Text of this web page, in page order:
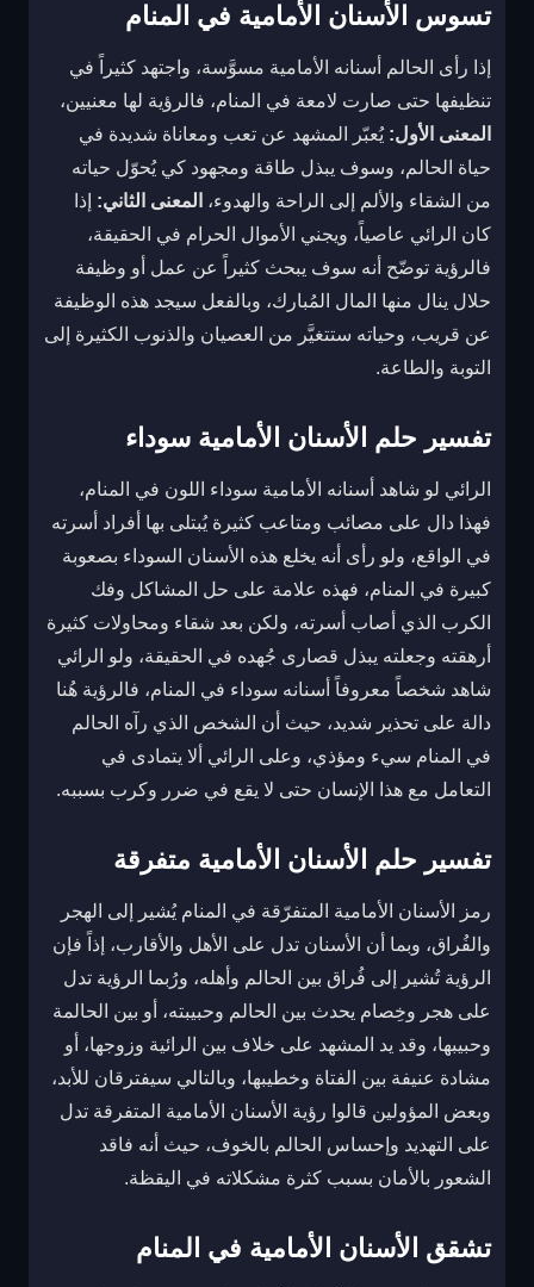
تسوس الأسنان الأمامية في المنام
إذا رأى الحالم أسنانه الأمامية مسوَّسة، واجتهد كثيراً في
تنظيفها حتى صارت لامعة في المنام، فالرؤية لها معنيين،
المعنى الأول: يُعبّر المشهد عن تعب ومعاناة شديدة في
حياة الحالم، وسوف يبذل طاقة ومجهود كي يُحوّل حياته
من الشقاء والألم إلى الراحة والهدوء، المعنى الثاني: إذا
كان الرائي عاصياً، ويجني الأموال الحرام في الحقيقة،
فالرؤية توضّح أنه سوف يبحث كثيراً عن عمل أو وظيفة
حلال ينال منها المال المُبارك، وبالفعل سيجد هذه الوظيفة
عن قريب، وحياته ستتغيَّر من العصيان والذنوب الكثيرة إلى
التوبة والطاعة.
تفسير حلم الأسنان الأمامية سوداء
الرائي لو شاهد أسنانه الأمامية سوداء اللون في المنام،
فهذا دال على مصائب ومتاعب كثيرة يُبتلى بها أفراد أسرته
في الواقع، ولو رأى أنه يخلع هذه الأسنان السوداء بصعوبة
كبيرة في المنام، فهذه علامة على حل المشاكل وفك
الكرب الذي أصاب أسرته، ولكن بعد شقاء ومحاولات كثيرة
أرهقته وجعلته يبذل قصارى جُهده في الحقيقة، ولو الرائي
شاهد شخصاً معروفاً أسنانه سوداء في المنام، فالرؤية هُنا
دالة على تحذير شديد، حيث أن الشخص الذي رآه الحالم
في المنام سيء ومؤذي، وعلى الرائي ألا يتمادى في
التعامل مع هذا الإنسان حتى لا يقع في ضرر وكرب بسببه.
تفسير حلم الأسنان الأمامية متفرقة
رمز الأسنان الأمامية المتفرّقة في المنام يُشير إلى الهجر
والفُراق، وبما أن الأسنان تدل على الأهل والأقارب، إذاً فإن
الرؤية تُشير إلى فُراق بين الحالم وأهله، ورُبما الرؤية تدل
على هجر وخِصام يحدث بين الحالم وحبيبته، أو بين الحالمة
وحبيبها، وقد يد المشهد على خلاف بين الرائية وزوجها، أو
مشادة عنيفة بين الفتاة وخطيبها، وبالتالي سيفترقان للأبد،
وبعض المؤولين قالوا رؤية الأسنان الأمامية المتفرقة تدل
على التهديد وإحساس الحالم بالخوف، حيث أنه فاقد
الشعور بالأمان بسبب كثرة مشكلاته في اليقظة.
تشقق الأسنان الأمامية في المنام